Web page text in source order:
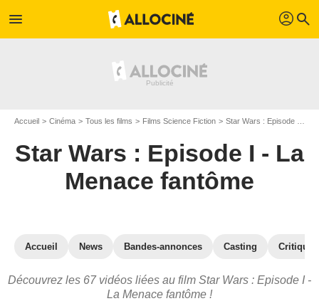
menu profil search
Accueil Cinéma Tous les films Films Science Fiction Star Wars : Episode I - La Menace fantôme
Star Wars : Episode I - La
Menace fantôme
Accueil News Bandes-annonces Casting
Découvrez les 67 vidéos liées au film Star Wars : Episode I -
La Menace fantôme !